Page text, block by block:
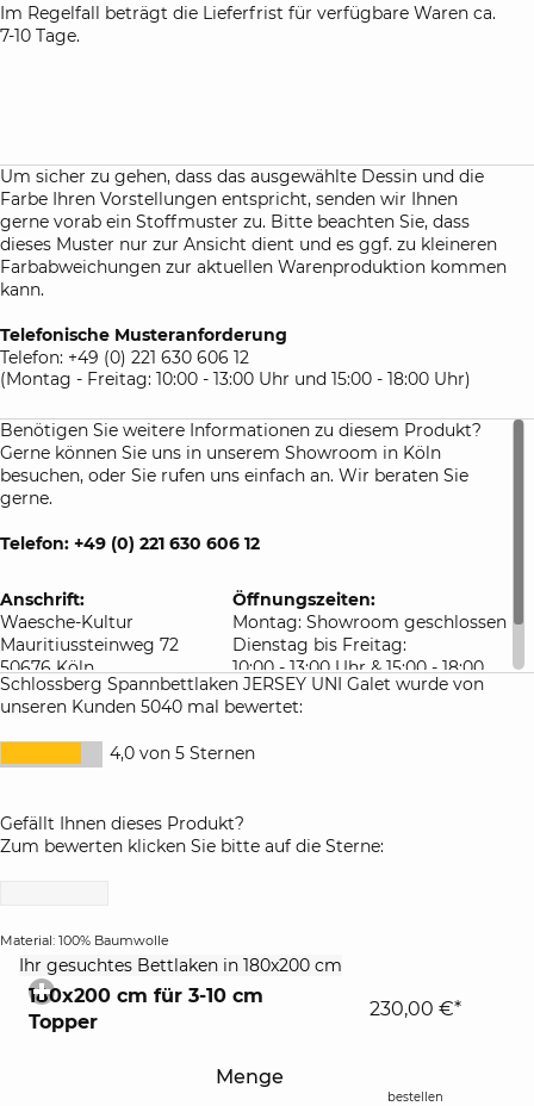
Im Regelfall beträgt die Lieferfrist für verfügbare Waren ca.
7-10 Tage.
Um sicher zu gehen, dass das ausgewählte Dessin und die
Farbe Ihren Vorstellungen entspricht, senden wir Ihnen
gerne vorab ein Stoffmuster zu. Bitte beachten Sie, dass
dieses Muster nur zur Ansicht dient und es ggf. zu kleineren
Farbabweichungen zur aktuellen Warenproduktion kommen
kann.
Telefonische Musteranforderung
Telefon: +49 (0) 221 630 606 12
(Montag - Freitag: 10:00 - 13:00 Uhr und 15:00 - 18:00 Uhr)
Benötigen Sie weitere Informationen zu diesem Produkt?
Gerne können Sie uns in unserem Showroom in Köln
besuchen, oder Sie rufen uns einfach an. Wir beraten Sie
gerne.
Telefon: +49 (0) 221 630 606 12
Anschrift:
Waesche-Kultur
Mauritiussteinweg 72
50676 Köln
Deutschland
Öffnungszeiten:
Montag: Showroom geschlossen
Dienstag bis Freitag:
10:00 - 13:00 Uhr & 15:00 - 18:00
Uhr
Samstag: 10:00 - 16:00 Uhr
Schlossberg Spannbettlaken JERSEY UNI Galet wurde von
unseren Kunden 5040 mal bewertet:
4,0 von 5 Sternen
Gefällt Ihnen dieses Produkt?
Zum bewerten klicken Sie bitte auf die Sterne:
Material: 100% Baumwolle
Ihr gesuchtes Bettlaken in 180x200 cm
expand
180x200 cm für 3-10 cm
Topper
Menge
230,00 €*
bestellen